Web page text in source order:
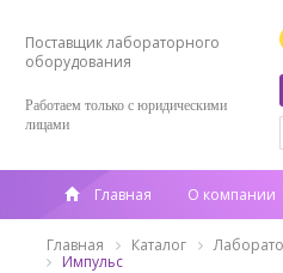
Поставщик лабораторного
оборудования
Работаем только с юридическими
лицами
Главная О компании
Главная Каталог
Импульс